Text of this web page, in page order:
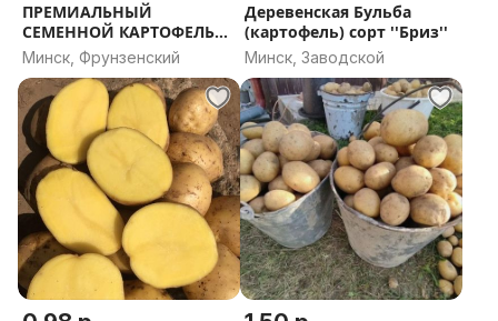
ПРЕМИАЛЬНЫЙ
СЕМЕННОЙ КАРТОФЕЛЬ
(выбор оригинальных
сортов) Доставка по
Минску
Минск, Фрунзенский
Деревенская Бульба
(картофель) сорт ''Бриз''
Минск, Заводской